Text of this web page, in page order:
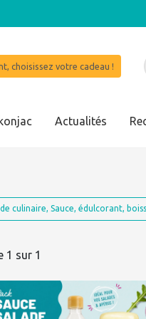
choisissez votre cadeau !
konjac Actualités
"J'ai perdu en 4 mois 20 kilos et
culinaire, Sauce, édulcorant,
1 sur 1